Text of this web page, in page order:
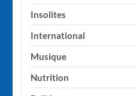
Insolites
International
Musique
Nutrition